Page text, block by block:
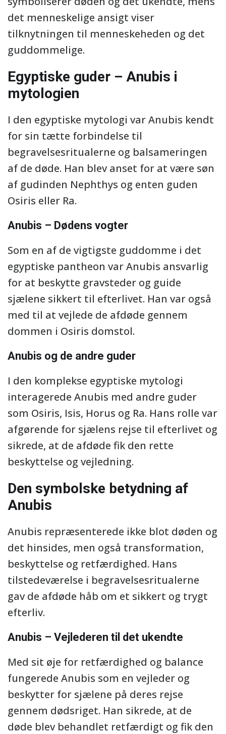
det menneskelige ansigt viser
tilknytningen til menneskeheden og det
guddommelige.
Egyptiske guder – Anubis i
mytologien
I den egyptiske mytologi var Anubis kendt
for sin tætte forbindelse til
begravelsesritualerne og balsameringen
af de døde. Han blev anset for at være søn
af gudinden Nephthys og enten guden
Osiris eller Ra.
Anubis – Dødens vogter
Som en af de vigtigste guddomme i det
egyptiske pantheon var Anubis ansvarlig
for at beskytte gravsteder og guide
sjælene sikkert til efterlivet. Han var også
med til at vejlede de afdøde gennem
dommen i Osiris domstol.
Anubis og de andre guder
I den komplekse egyptiske mytologi
interagerede Anubis med andre guder
som Osiris, Isis, Horus og Ra. Hans rolle var
afgørende for sjælens rejse til efterlivet og
sikrede, at de afdøde fik den rette
beskyttelse og vejledning.
Den symbolske betydning af
Anubis
Anubis repræsenterede ikke blot døden og
det hinsides, men også transformation,
beskyttelse og retfærdighed. Hans
tilstedeværelse i begravelsesritualerne
gav de afdøde håb om et sikkert og trygt
efterliv.
Anubis – Vejlederen til det ukendte
Med sit øje for retfærdighed og balance
fungerede Anubis som en vejleder og
beskytter for sjælene på deres rejse
gennem dødsriget. Han sikrede, at de
døde blev behandlet retfærdigt og fik den